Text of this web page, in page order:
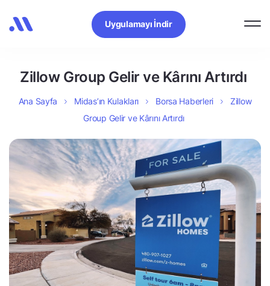
Uygulamayı İndir
Zillow Group Gelir ve Kârını Artırdı
Ana Sayfa Midas’ın Kulakları Borsa Haberleri
Zillow
Group Gelir ve Kârını Artırdı